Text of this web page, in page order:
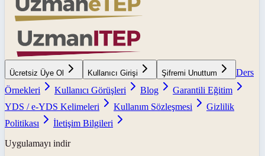
Ücretsiz Üye Ol Kullanıcı Girişi Şifremi Unuttum
Ders
Örnekleri
Kullanıcı Görüşleri Blog
Garantili Eğitim
YDS / e-YDS Kelimeleri
Kullanım Sözleşmesi
Gizlilik
Politikası
İletişim Bilgileri
Uygulamayı indir